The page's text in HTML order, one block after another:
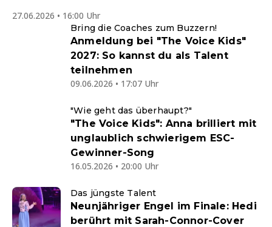
27.06.2026 • 16:00 Uhr
Bring die Coaches zum Buzzern!
Anmeldung bei "The Voice Kids"
2027: So kannst du als Talent
teilnehmen
09.06.2026 • 17:07 Uhr
"Wie geht das überhaupt?"
"The Voice Kids": Anna brilliert mit
unglaublich schwierigem ESC-
Gewinner-Song
16.05.2026 • 20:00 Uhr
Das jüngste Talent
Neunjähriger Engel im Finale: Hedi
berührt mit Sarah-Connor-Cover